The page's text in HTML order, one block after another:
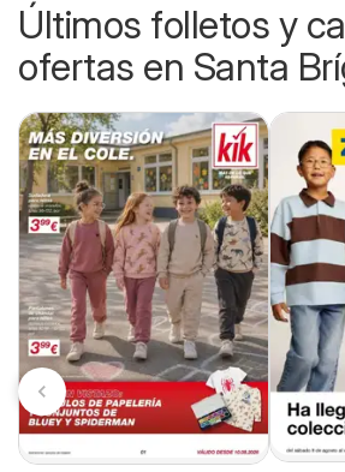
Últimos folletos y
ofertas en Santa